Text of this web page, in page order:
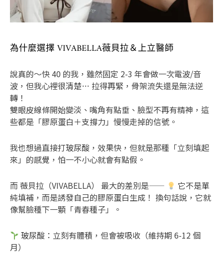
為什麼選擇 VIVABELLA薇貝拉＆上立醫師
說真的～快 40 的我，雖然固定 2-3 年會做一次電波/音
波，但我心裡很清楚… 拉得再緊，骨架流失還是無法逆
轉！
雙眼皮線條開始變淡、嘴角有點垂、臉型不再有精神，這
些都是「膠原蛋白＋支撐力」慢慢走掉的信號。
我也想過直接打玻尿酸，效果快，但就是那種「立刻填起
來」的感覺，怕一不小心就會有點假。
而 薇貝拉（VIVABELLA） 最大的差別是——
它不是單
純填補，而是誘發自己的膠原蛋白生成！ 換句話說，它就
像幫臉種下一顆「青春種子」。
玻尿酸：立刻有體積，但會被吸收（維持期 6-12 個
月）